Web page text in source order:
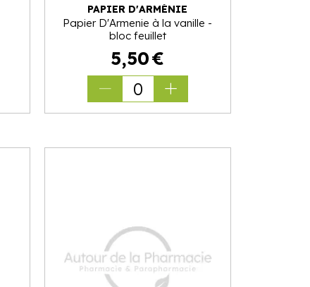
PAPIER D'ARMÉNIE
Papier D'Armenie à la vanille -
bloc feuillet
5,50€
0